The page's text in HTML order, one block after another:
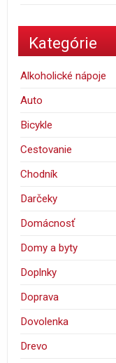
Kategórie
Alkoholické nápoje
Auto
Bicykle
Cestovanie
Chodník
Darčeky
Domácnosť
Domy a byty
Doplnky
Doprava
Dovolenka
Drevo